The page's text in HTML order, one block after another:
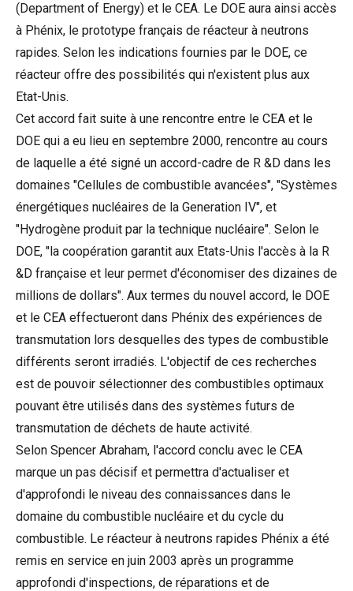
(Department of Energy) et le CEA. Le DOE aura ainsi accès
à Phénix, le prototype français de réacteur à neutrons
rapides. Selon les indications fournies par le DOE, ce
réacteur offre des possibilités qui n'existent plus aux
Etat-Unis.
Cet accord fait suite à une rencontre entre le CEA et le
DOE qui a eu lieu en septembre 2000, rencontre au cours
de laquelle a été signé un accord-cadre de R &D dans les
domaines "Cellules de combustible avancées", "Systèmes
énergétiques nucléaires de la Generation IV", et
"Hydrogène produit par la technique nucléaire". Selon le
DOE, "la coopération garantit aux Etats-Unis l'accès à la R
&D française et leur permet d'économiser des dizaines de
millions de dollars". Aux termes du nouvel accord, le DOE
et le CEA effectueront dans Phénix des expériences de
transmutation lors desquelles des types de combustible
différents seront irradiés. L'objectif de ces recherches
est de pouvoir sélectionner des combustibles optimaux
pouvant être utilisés dans des systèmes futurs de
transmutation de déchets de haute activité.
Selon Spencer Abraham, l'accord conclu avec le CEA
marque un pas décisif et permettra d'actualiser et
d'approfondi le niveau des connaissances dans le
domaine du combustible nucléaire et du cycle du
combustible. Le réacteur à neutrons rapides Phénix a été
remis en service en juin 2003 après un programme
approfondi d'inspections, de réparations et de